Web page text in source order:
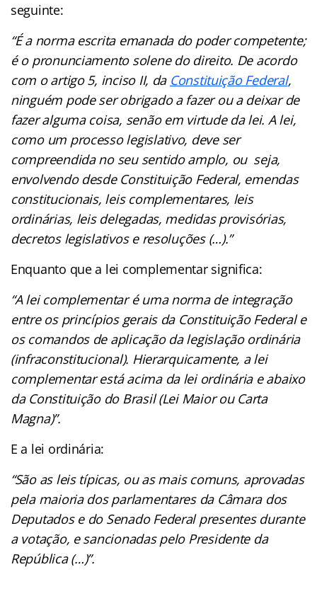
seguinte:
“É a norma escrita emanada do poder competente;
é o pronunciamento solene do direito. De acordo
com o artigo 5, inciso II, da Constituição Federal,
ninguém pode ser obrigado a fazer ou a deixar de
fazer alguma coisa, senão em virtude da lei. A lei,
como um processo legislativo, deve ser
compreendida no seu sentido amplo, ou seja,
envolvendo desde Constituição Federal, emendas
constitucionais, leis complementares, leis
ordinárias, leis delegadas, medidas provisórias,
decretos legislativos e resoluções (…).”
Enquanto que a lei complementar significa:
“A lei complementar é uma norma de integração
entre os princípios gerais da Constituição Federal e
os comandos de aplicação da legislação ordinária
(infraconstitucional). Hierarquicamente, a lei
complementar está acima da lei ordinária e abaixo
da Constituição do Brasil (Lei Maior ou Carta
Magna)”.
E a lei ordinária:
“São as leis típicas, ou as mais comuns, aprovadas
pela maioria dos parlamentares da Câmara dos
Deputados e do Senado Federal presentes durante
a votação, e sancionadas pelo Presidente da
República (…)”.